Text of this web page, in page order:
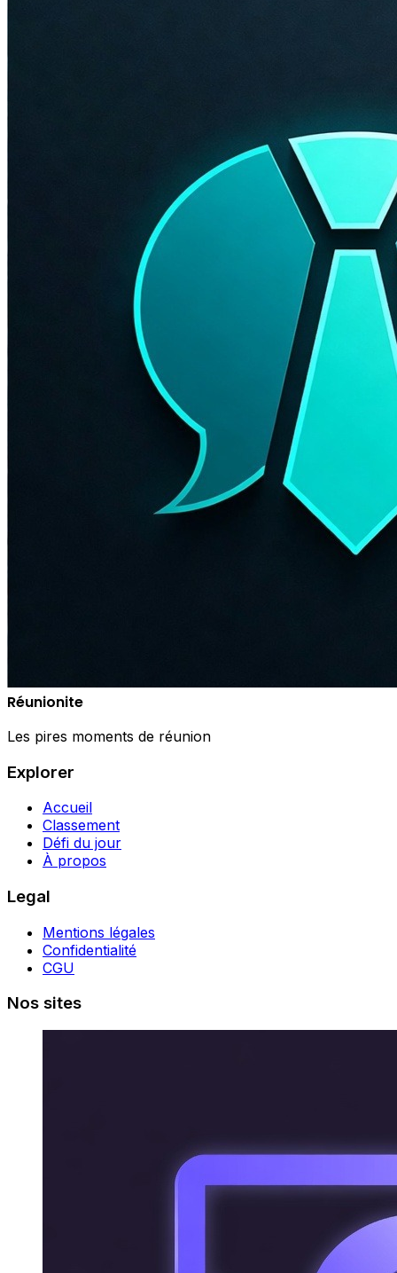
Réunionite
Les pires moments de réunion
Explorer
Accueil
Classement
Défi du jour
À propos
Legal
Mentions légales
Confidentialité
CGU
Nos sites